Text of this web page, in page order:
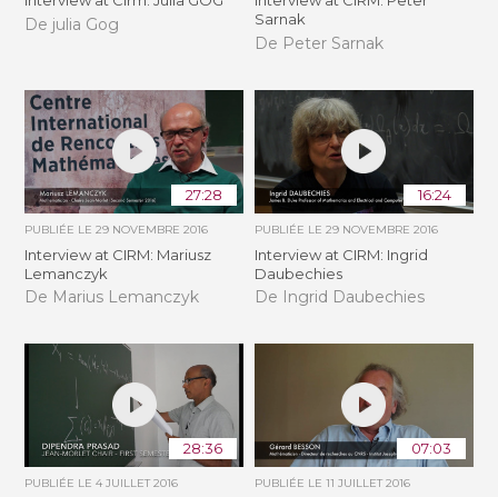
De julia Gog
Sarnak
De Peter Sarnak
27:28
PUBLIÉE LE29 NOVEMBRE 2016
Interview at CIRM: Mariusz
Lemanczyk
De Marius Lemanczyk
16:24
PUBLIÉE LE 29 NOVEMBRE 2016
Interview at CIRM: Ingrid
Daubechies
De Ingrid Daubechies
28:36
PUBLIÉE LE4 JUILLET 2016
07:03
PUBLIÉE LE 11 JUILLET 2016